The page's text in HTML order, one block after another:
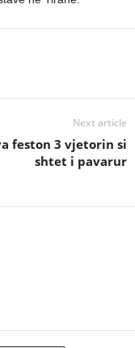
Next article
feston 3 vjetorin si
shtet i pavarur